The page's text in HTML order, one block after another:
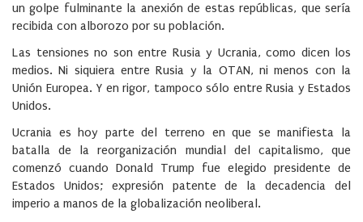
un golpe fulminante la anexión de estas repúblicas, que sería
recibida con alborozo por su población.
Las tensiones no son entre Rusia y Ucrania, como dicen los
medios. Ni siquiera entre Rusia y la OTAN, ni menos con la
Unión Europea. Y en rigor, tampoco sólo entre Rusia y Estados
Unidos.
Ucrania es hoy parte del terreno en que se manifiesta la
batalla de la reorganización mundial del capitalismo, que
comenzó cuando Donald Trump fue elegido presidente de
Estados Unidos; expresión patente de la decadencia del
imperio a manos de la globalización neoliberal.